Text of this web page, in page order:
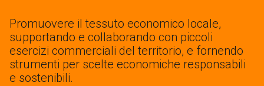
Promuovere il tessuto economico locale,
supportando e collaborando con piccoli
esercizi commerciali del territorio, e fornendo
strumenti per scelte economiche responsabili
e sostenibili.